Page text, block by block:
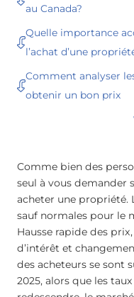
au Canada?
Quelle importance
l’achat d’une
Comment analyser
obtenir un bon prix
Comme bien des
seul à vous demander
acheter une propriété.
sauf normales pour le
Hausse rapide des
d’intérêt et
des acheteurs se sont
2025, alors que les